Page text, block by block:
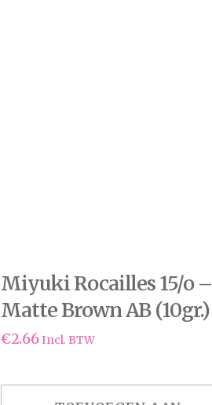
Miyuki Rocailles 15/o –
Matte Brown AB (10gr.)
€2.66 Incl. BTW